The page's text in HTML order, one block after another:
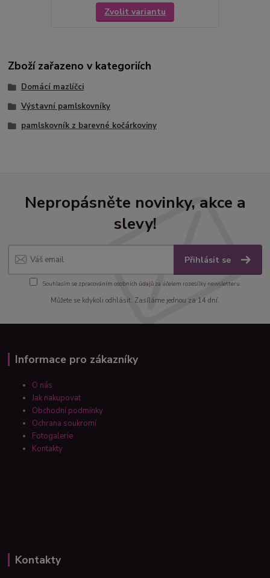
Zvolit variantu
Zboží zařazeno v kategoriích
Domácí mazlíčci
Výstavní pamlskovníky
pamlskovník z barevné kočárkoviny
Nepropásněte novinky, akce a
slevy!
Přihlásit se
Souhlasím se zpracováním osobních údajůza účelem rozesílky newsletteru.
Můžete se kdykoli odhlásit. Zasíláme jednou za 14 dní.
Informace pro zákazníky
O nás
Jak nakupovat
Obchodní podmínky
Ochrana soukromí
Fotogalerie
Kontakty
Kontakty